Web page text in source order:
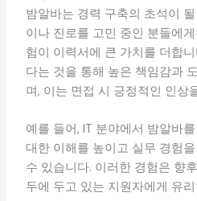
밤알바는 경력 구축의 초석이
이나 진로를 고민 중인 분들에
험이 이력서에 큰 가치를 더합
다는 것을 통해 높은 책임감과
며, 이는 면접 시 긍정적인 인상
예를 들어, IT 분야에서 밤알바
대한 이해를 높이고 실무 경험
수 있습니다. 이러한 경험은 향
두에 두고 있는 지원자에게 유